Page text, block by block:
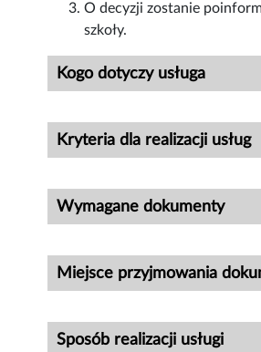
O decyzji zostanie
szkoły.
Kogo dotyczy usługa
Kryteria dla realizacji usług
Wymagane dokumenty
Miejsce przyjmowania
Sposób realizacji usługi